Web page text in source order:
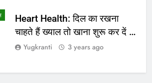
Heart Health: दिल का रखना
चाहते हैं ख्याल तो खाना शुरू कर दें ये
4 चीजें
Yugkranti 3 years ago